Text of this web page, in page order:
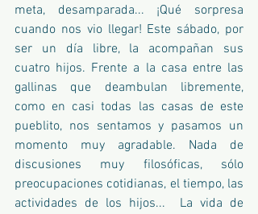
meta, desamparada... ¡Qué sorpresa
cuando nos vio llegar! Este sábado, por
ser un día libre, la acompañan sus
cuatro hijos. Frente a la casa entre las
gallinas que deambulan libremente,
como en casi todas las casas de este
pueblito, nos sentamos y pasamos un
momento muy agradable. Nada de
discusiones muy filosóficas, sólo
preocupaciones cotidianas, el tiempo, las
actividades de los hijos...  La vida de